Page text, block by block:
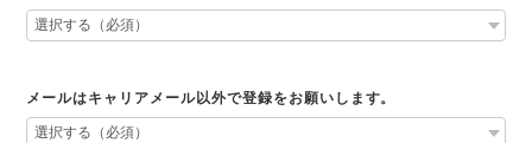
メールはキャリアメール以外で登録をお願いします。